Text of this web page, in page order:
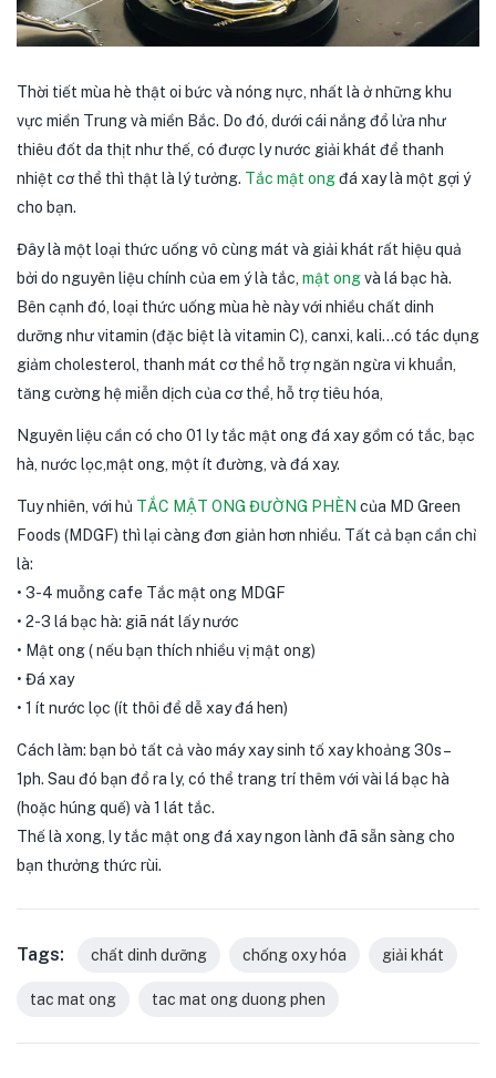
Thời tiết mùa hè thật oi bức và nóng nực, nhất là ở những khu
vực miền Trung và miền Bắc. Do đó, dưới cái nắng đổ lửa như
thiêu đốt da thịt như thế, có được ly nước giải khát để thanh
nhiệt cơ thể thì thật là lý tưởng. Tắc mật ongđá xay là một gợi ý
cho bạn.
Đây là một loại thức uống vô cùng mát và giải khát rất hiệu quả
bởi do nguyên liệu chính của em ý là tắc, mật ongvà lá bạc hà.
Bên cạnh đó, loại thức uống mùa hè này với nhiều chất dinh
dưỡng như vitamin (đặc biệt là vitamin C), canxi, kali…có tác dụng
giảm cholesterol, thanh mát cơ thể hỗ trợ ngăn ngừa vi khuẩn,
tăng cường hệ miễn dịch của cơ thể, hỗ trợ tiêu hóa,
Nguyên liệu cần có cho 01 ly tắc mật ong đá xay gồm có tắc, bạc
hà, nước lọc,mật ong, một ít đường, và đá xay.
Tuy nhiên, với hủ TẮC MẬT ONG ĐƯỜNG PHÈN của MD Green
Foods (MDGF) thì lại càng đơn giản hơn nhiều. Tất cả bạn cần chỉ
là:
• 3-4 muỗng cafe Tắc mật ong MDGF
• 2-3 lá bạc hà: giã nát lấy nước
• Mật ong ( nếu bạn thích nhiều vị mật ong)
• Đá xay
• 1 ít nước lọc (ít thôi để dễ xay đá hen)
Cách làm: bạn bỏ tất cả vào máy xay sinh tố xay khoảng 30s –
1ph. Sau đó bạn đổ ra ly, có thể trang trí thêm với vài lá bạc hà
(hoặc húng quế) và 1 lát tắc.
Thế là xong, ly tắc mật ong đá xay ngon lành đã sẵn sàng cho
bạn thưởng thức rùi.
Tags: chất dinh dưỡng chống oxy hóa giải khát
tac mat ong tac mat ong duong phen